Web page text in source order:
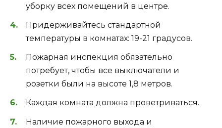
уборку всех помещений в центре.
Придерживайтесь стандартной
температуры в комнатах: 19-21 градусов.
Пожарная инспекция обязательно
потребует, чтобы все выключатели и
розетки были на высоте 1,8 метров.
Каждая комната должна проветриваться.
Наличие пожарного выхода и